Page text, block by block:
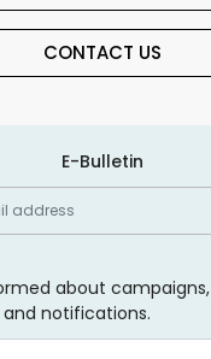
CONTACT US
E-Bulletin
about campaigns,
notifications.